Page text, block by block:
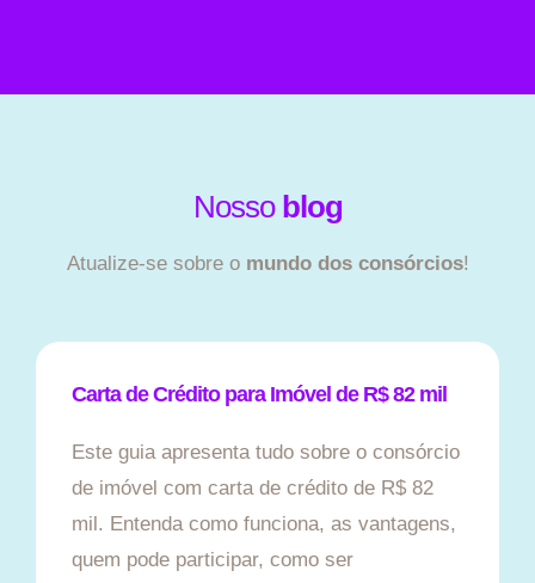
Nosso blog
Atualize-se sobre o mundo dos consórcios!
Carta de Crédito para Imóvel de R$ 82 mil
Este guia apresenta tudo sobre o consórcio
de imóvel com carta de crédito de R$ 82
mil. Entenda como funciona, as vantagens,
quem pode participar, como ser